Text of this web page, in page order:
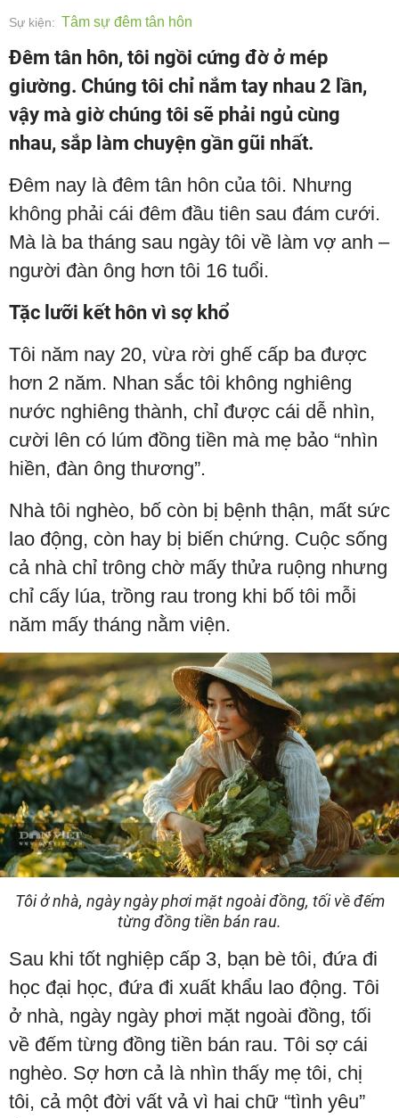
Sự kiện: Tâm sự đêm tân hôn
Đêm tân hôn, tôi ngồi cứng đờ ở mép
giường. Chúng tôi chỉ nắm tay nhau 2 lần,
vậy mà giờ chúng tôi sẽ phải ngủ cùng
nhau, sắp làm chuyện gần gũi nhất.
Đêm nay là đêm tân hôn của tôi. Nhưng
không phải cái đêm đầu tiên sau đám cưới.
Mà là ba tháng sau ngày tôi về làm vợ anh –
người đàn ông hơn tôi 16 tuổi.
Tặc lưỡi kết hôn vì sợ khổ
Tôi năm nay 20, vừa rời ghế cấp ba được
hơn 2 năm. Nhan sắc tôi không nghiêng
nước nghiêng thành, chỉ được cái dễ nhìn,
cười lên có lúm đồng tiền mà mẹ bảo “nhìn
hiền, đàn ông thương”.
Nhà tôi nghèo, bố còn bị bệnh thận, mất sức
lao động, còn hay bị biến chứng. Cuộc sống
cả nhà chỉ trông chờ mấy thửa ruộng nhưng
chỉ cấy lúa, trồng rau trong khi bố tôi mỗi
năm mấy tháng nằm viện.
Tôi ở nhà, ngày ngày phơi mặt ngoài đồng, tối về đếm
từng đồng tiền bán rau.
Sau khi tốt nghiệp cấp 3, bạn bè tôi, đứa đi
học đại học, đứa đi xuất khẩu lao động. Tôi
ở nhà, ngày ngày phơi mặt ngoài đồng, tối
về đếm từng đồng tiền bán rau. Tôi sợ cái
nghèo. Sợ hơn cả là nhìn thấy mẹ tôi, chị
tôi, cả một đời vất vả vì hai chữ “tình yêu”